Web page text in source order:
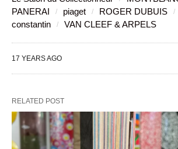
PANERAI
piaget ROGER DUBUIS
constantin
VAN CLEEF & ARPELS
17 YEARS AGO
RELATED POST